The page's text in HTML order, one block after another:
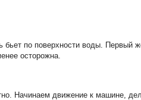
по поверхности воды. Первый
осторожна.
Начинаем движение к машине,